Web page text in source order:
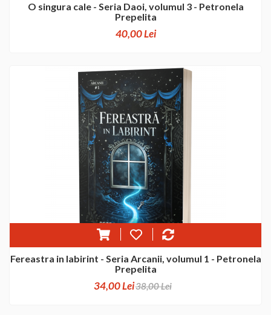
O singura cale - Seria Daoi, volumul 3 - Petronela
Prepelita
40,00 Lei
Fereastra in labirint - Seria Arcanii, volumul 1 - Petronela
Prepelita
34,00 Lei38,00 Lei